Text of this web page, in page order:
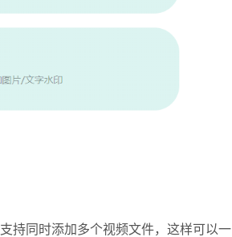
支持同时添加多个视频文件，这样可以一